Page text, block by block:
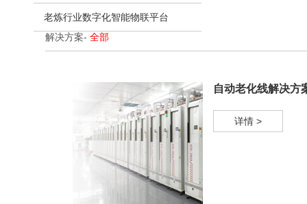
老炼行业数字化智能物联平台
解决方案- 全部
自动老化线解决方
详情 >